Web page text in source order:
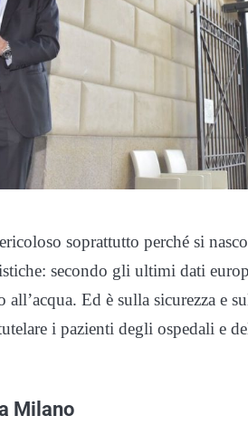
soprattutto perché si
secondo gli ultimi dati
Ed è sulla sicurezza e
i pazienti degli ospedali e
Milano